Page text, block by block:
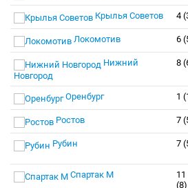
Крылья Советов 4
Локомотив 6
Нижний
Новгород
8
Оренбург 1
Ростов 7
Рубин 7
Спартак М
11
(8)